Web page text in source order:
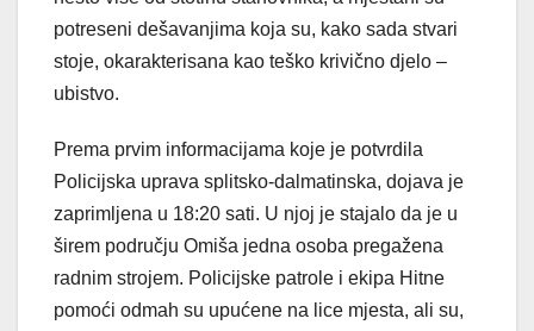
potreseni dešavanjima koja su, kako sada stvari
stoje, okarakterisana kao teško krivično djelo –
ubistvo.
Prema prvim informacijama koje je potvrdila
Policijska uprava splitsko-dalmatinska, dojava je
zaprimljena u 18:20 sati. U njoj je stajalo da je u
širem području Omiša jedna osoba pregažena
radnim strojem. Policijske patrole i ekipa Hitne
pomoći odmah su upućene na lice mjesta, ali su,